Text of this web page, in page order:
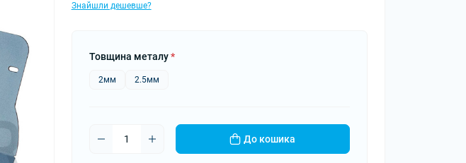
Знайшли дешевше?
Товщина металу*
2мм 2.5мм
До кошика